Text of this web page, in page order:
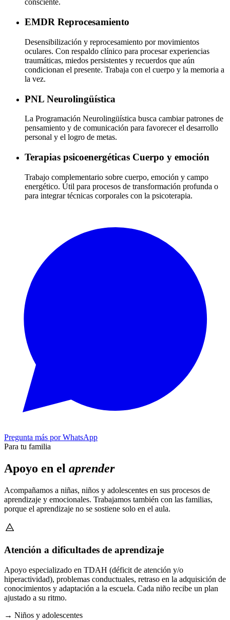
consciente.
EMDR Reprocesamiento
Desensibilización y reprocesamiento por movimientos
oculares. Con respaldo clínico para procesar experiencias
traumáticas, miedos persistentes y recuerdos que aún
condicionan el presente. Trabaja con el cuerpo y la memoria a
la vez.
PNL Neurolingüística
La Programación Neurolingüística busca cambiar patrones de
pensamiento y de comunicación para favorecer el desarrollo
personal y el logro de metas.
Terapias psicoenergéticas Cuerpo y emoción
Trabajo complementario sobre cuerpo, emoción y campo
energético. Útil para procesos de transformación profunda o
para integrar técnicas corporales con la psicoterapia.
Pregunta más por WhatsApp
Para tu familia
Apoyo en el aprender
Acompañamos a niñas, niños y adolescentes en sus procesos de
aprendizaje y emocionales. Trabajamos también con las familias,
porque el aprendizaje no se sostiene solo en el aula.
Atención a dificultades de aprendizaje
Apoyo especializado en TDAH (déficit de atención y/o
hiperactividad), problemas conductuales, retraso en la adquisición de
conocimientos y adaptación a la escuela. Cada niño recibe un plan
ajustado a su ritmo.
→ Niños y adolescentes